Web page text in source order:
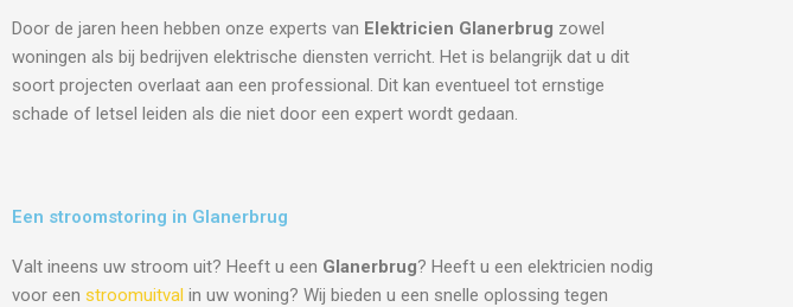
Door de jaren heen hebben onze experts van Elektricien Glanerbrug zowel
woningen als bij bedrijven elektrische diensten verricht. Het is belangrijk dat u dit
soort projecten overlaat aan een professional. Dit kan eventueel tot ernstige
schade of letsel leiden als die niet door een expert wordt gedaan.
Een stroomstoring in Glanerbrug
Valt ineens uw stroom uit? Heeft u een Glanerbrug? Heeft u een elektricien nodig
voor een stroomuitval in uw woning? Wij bieden u een snelle oplossing tegen